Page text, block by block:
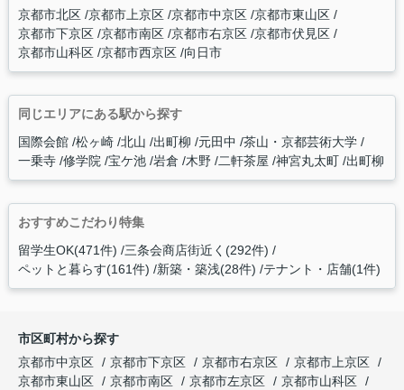
京都市北区 京都市上京区 京都市中京区 京都市東山区
京都市下京区 京都市南区 京都市右京区 京都市伏見区
京都市山科区 京都市西京区 向日市
同じエリアにある駅から探す
国際会館 松ヶ崎 北山 出町柳 元田中 茶山・京都芸術大学
一乗寺 修学院 宝ケ池 岩倉 木野 二軒茶屋 神宮丸太町 出町柳
おすすめこだわり特集
留学生OK(471件) 三条会商店街近く(292件)
ペットと暮らす(161件) 新築・築浅(28件) テナント・店舗(1件)
市区町村から探す
京都市中京区
京都市下京区 京都市右京区
京都市上京区
京都市東山区
京都市南区 京都市左京区
京都市山科区